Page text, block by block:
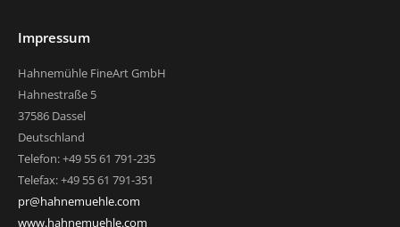
Impressum
Hahnemühle FineArt GmbH
Hahnestraße 5
37586 Dassel
Deutschland
Telefon: +49 55 61 791-235
Telefax: +49 55 61 791-351
pr@hahnemuehle.com
www.hahnemuehle.com